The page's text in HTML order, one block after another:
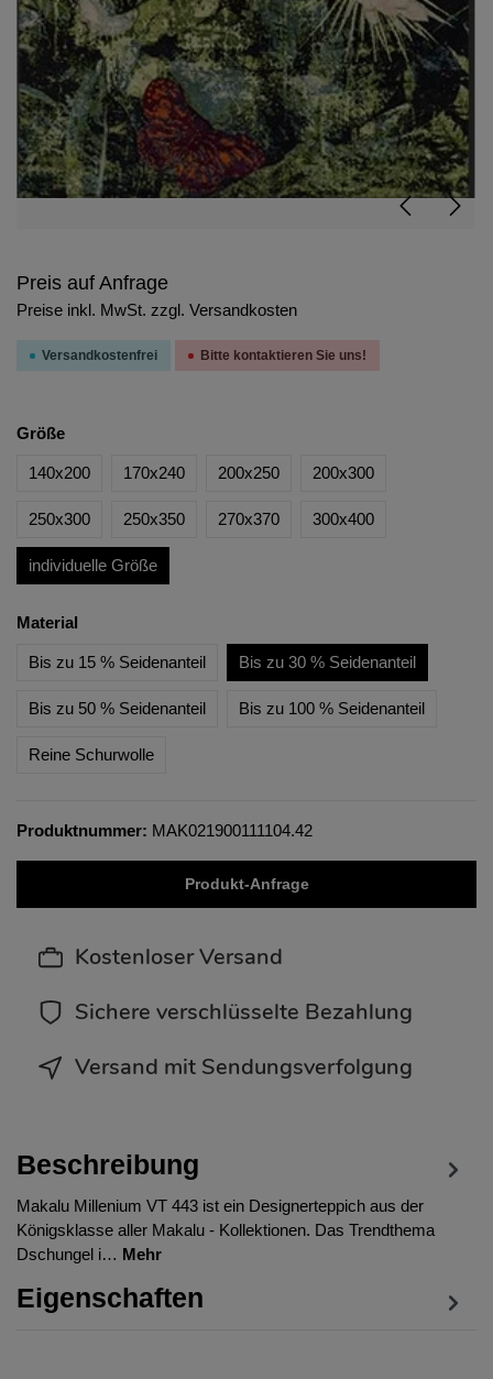
Preis auf Anfrage
Preise inkl. MwSt. zzgl. Versandkosten
Versandkostenfrei Bitte kontaktieren Sie uns!
Größe
140x200 170x240 200x250 200x300
250x300 250x350 270x370 300x400
individuelle Größe
Material
Bis zu 15 % Seidenanteil Bis zu 30 % Seidenanteil
Bis zu 50 % Seidenanteil Bis zu 100 % Seidenanteil
Reine Schurwolle
Produktnummer: MAK021900111104.42
Produkt-Anfrage
Kostenloser Versand
Sichere verschlüsselte Bezahlung
Versand mit Sendungsverfolgung
Beschreibung
Makalu Millenium VT 443 ist ein Designerteppich aus der
Königsklasse aller Makalu - Kollektionen. Das Trendthema
Dschungel i… Mehr
Eigenschaften